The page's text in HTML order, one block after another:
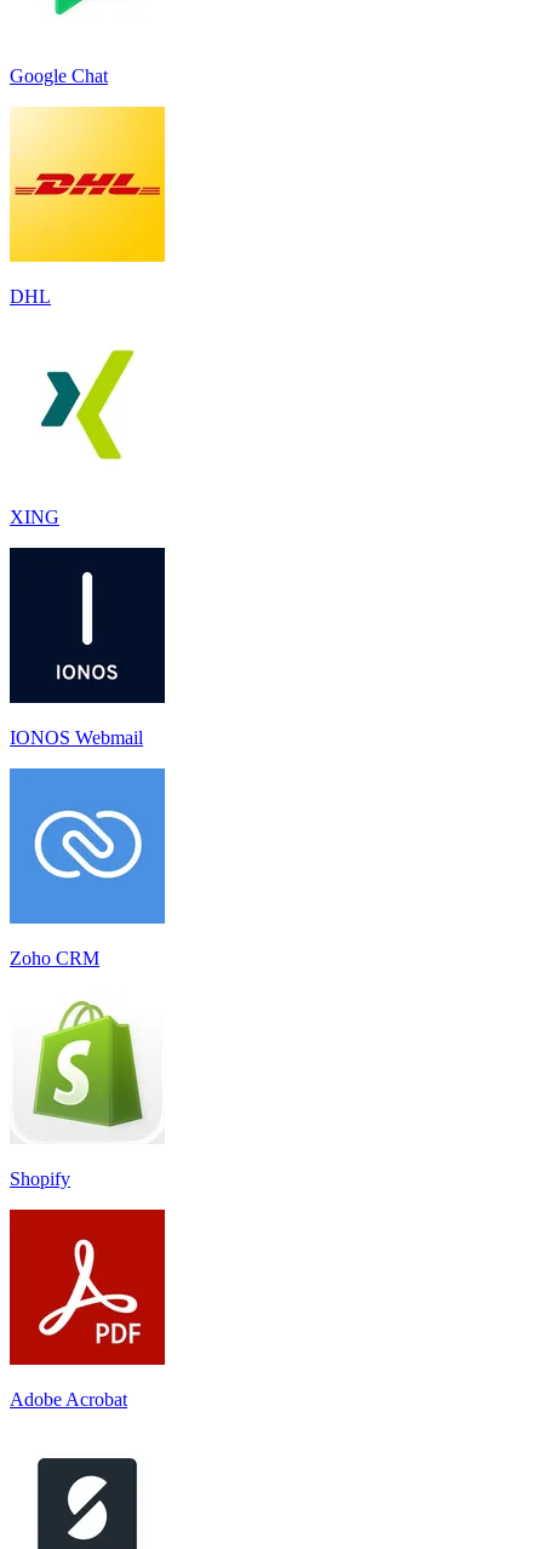
Google Chat
DHL
XING
IONOS Webmail
Zoho CRM
Shopify
Adobe Acrobat